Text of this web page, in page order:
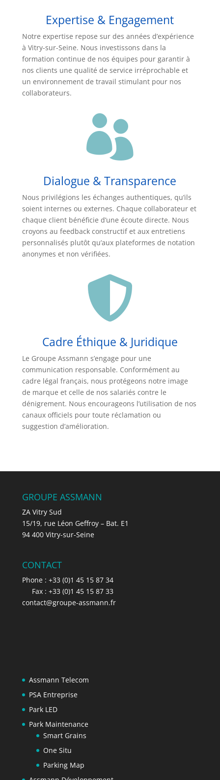
Expertise & Engagement
Notre expertise repose sur des années d’expérience
à Vitry-sur-Seine. Nous investissons dans la
formation continue de nos équipes pour garantir à
nos clients une qualité de service irréprochable et
un environnement de travail stimulant pour nos
collaborateurs.

Dialogue & Transparence
Nous privilégions les échanges authentiques, qu’ils
soient internes ou externes. Chaque collaborateur et
chaque client bénéficie d’une écoute directe. Nous
croyons au feedback constructif et aux entretiens
personnalisés plutôt qu’aux plateformes de notation
anonymes et non vérifiées.

Cadre Éthique & Juridique
Le Groupe Assmann s’engage pour une
communication responsable. Conformément au
cadre légal français, nous protégeons notre image
de marque et celle de nos salariés contre le
dénigrement. Nous encourageons l’utilisation de nos
canaux officiels pour toute réclamation ou
suggestion d’amélioration.
GROUPE ASSMANN
ZA Vitry Sud
15/19, rue Léon Geffroy – Bat. E1
94 400 Vitry-sur-Seine
CONTACT
Phone : +33 (0)1 45 15 87 34
Fax : +33 (0)1 45 15 87 33
contact@groupe-assmann.fr
Assmann Telecom
PSA Entreprise
Park LED
Park Maintenance
Smart Grains
One Situ
Parking Map